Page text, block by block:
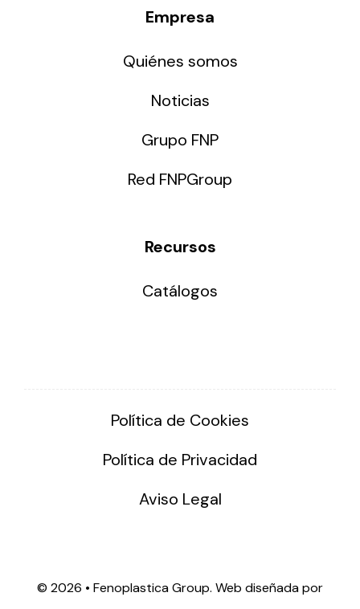
Empresa
Quiénes somos
Noticias
Grupo FNP
Red FNPGroup
Recursos
Catálogos
Política de Cookies
Política de Privacidad
Aviso Legal
© 2026 • Fenoplastica Group. Web diseñada por